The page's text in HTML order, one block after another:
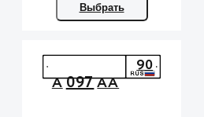
Выбрать
А097АА
90